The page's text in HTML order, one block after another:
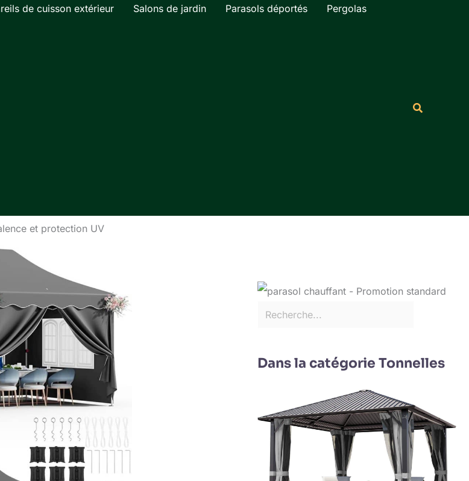
de cuisson extérieur Salons de jardin Parasols déportés
Pergolas
et protection UV
Rechercher
Dans la catégorie Tonnelles